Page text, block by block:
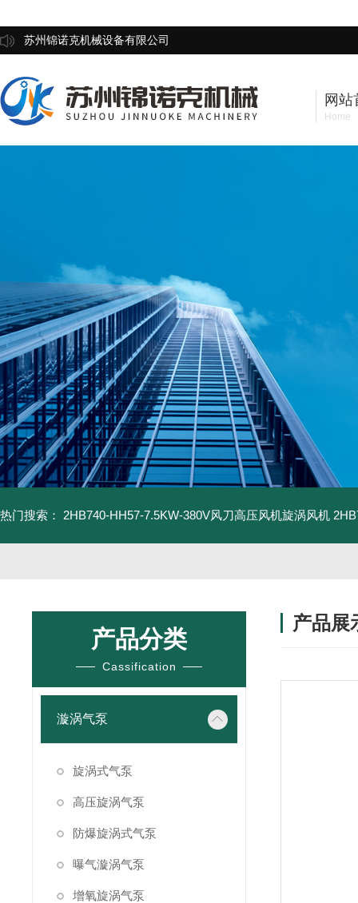
苏州锦诺克机械设备有限公司
网站
Home
热门搜索： 2HB740-HH57-7.5KW-380V风刀高压风机旋涡风机
产品分类
Cassification
漩涡气泵
旋涡式气泵
高压旋涡气泵
防爆旋涡式气泵
曝气漩涡气泵
增氧旋涡气泵
产品展